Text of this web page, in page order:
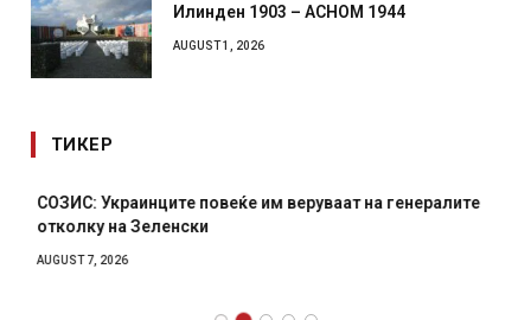
Илинден 1903 – АСНОМ 1944
AUGUST 1, 2026
ТИКЕР
СОЗИС: Украинците повеќе им веруваат на генералите
отколку на Зеленски
AUGUST 7, 2026